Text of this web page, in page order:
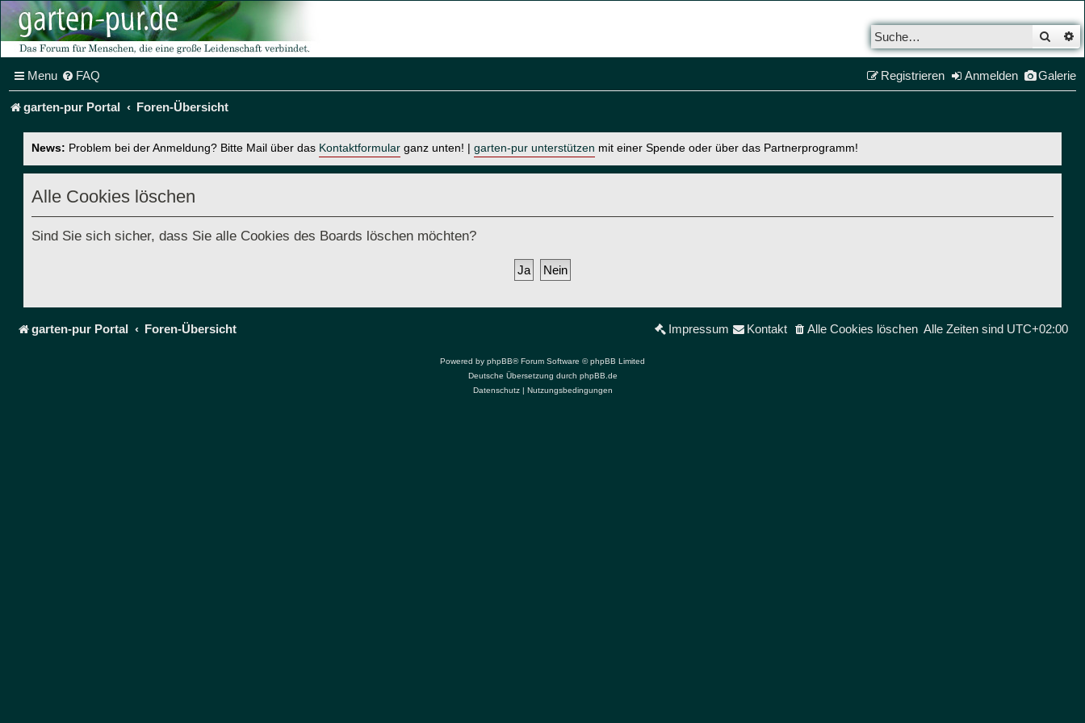
Menu FAQ Galerie
Anmelden
Registrieren
garten-pur Portal Foren-Übersicht
News: Problem bei der Anmeldung? Bitte Mail über das Kontaktformular ganz unten! | garten-pur unterstützen mit einer Spende oder über das Partnerprogramm!
Alle Cookies löschen
Sind Sie sich sicher, dass Sie alle Cookies des Boards löschen möchten?
garten-pur Portal Foren-Übersicht Alle Zeiten sind UTC+02:00
Alle Cookies löschen
Impressum Kontakt
Powered by phpBB® Forum Software © phpBB Limited
Deutsche Übersetzung durch phpBB.de
Datenschutz| Nutzungsbedingungen